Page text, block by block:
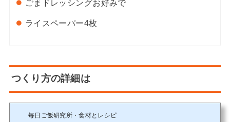
ごまドレッシングお好みで
ライスペーパー4枚
つくり方の詳細は
毎日ご飯研究所・食材とレシピ